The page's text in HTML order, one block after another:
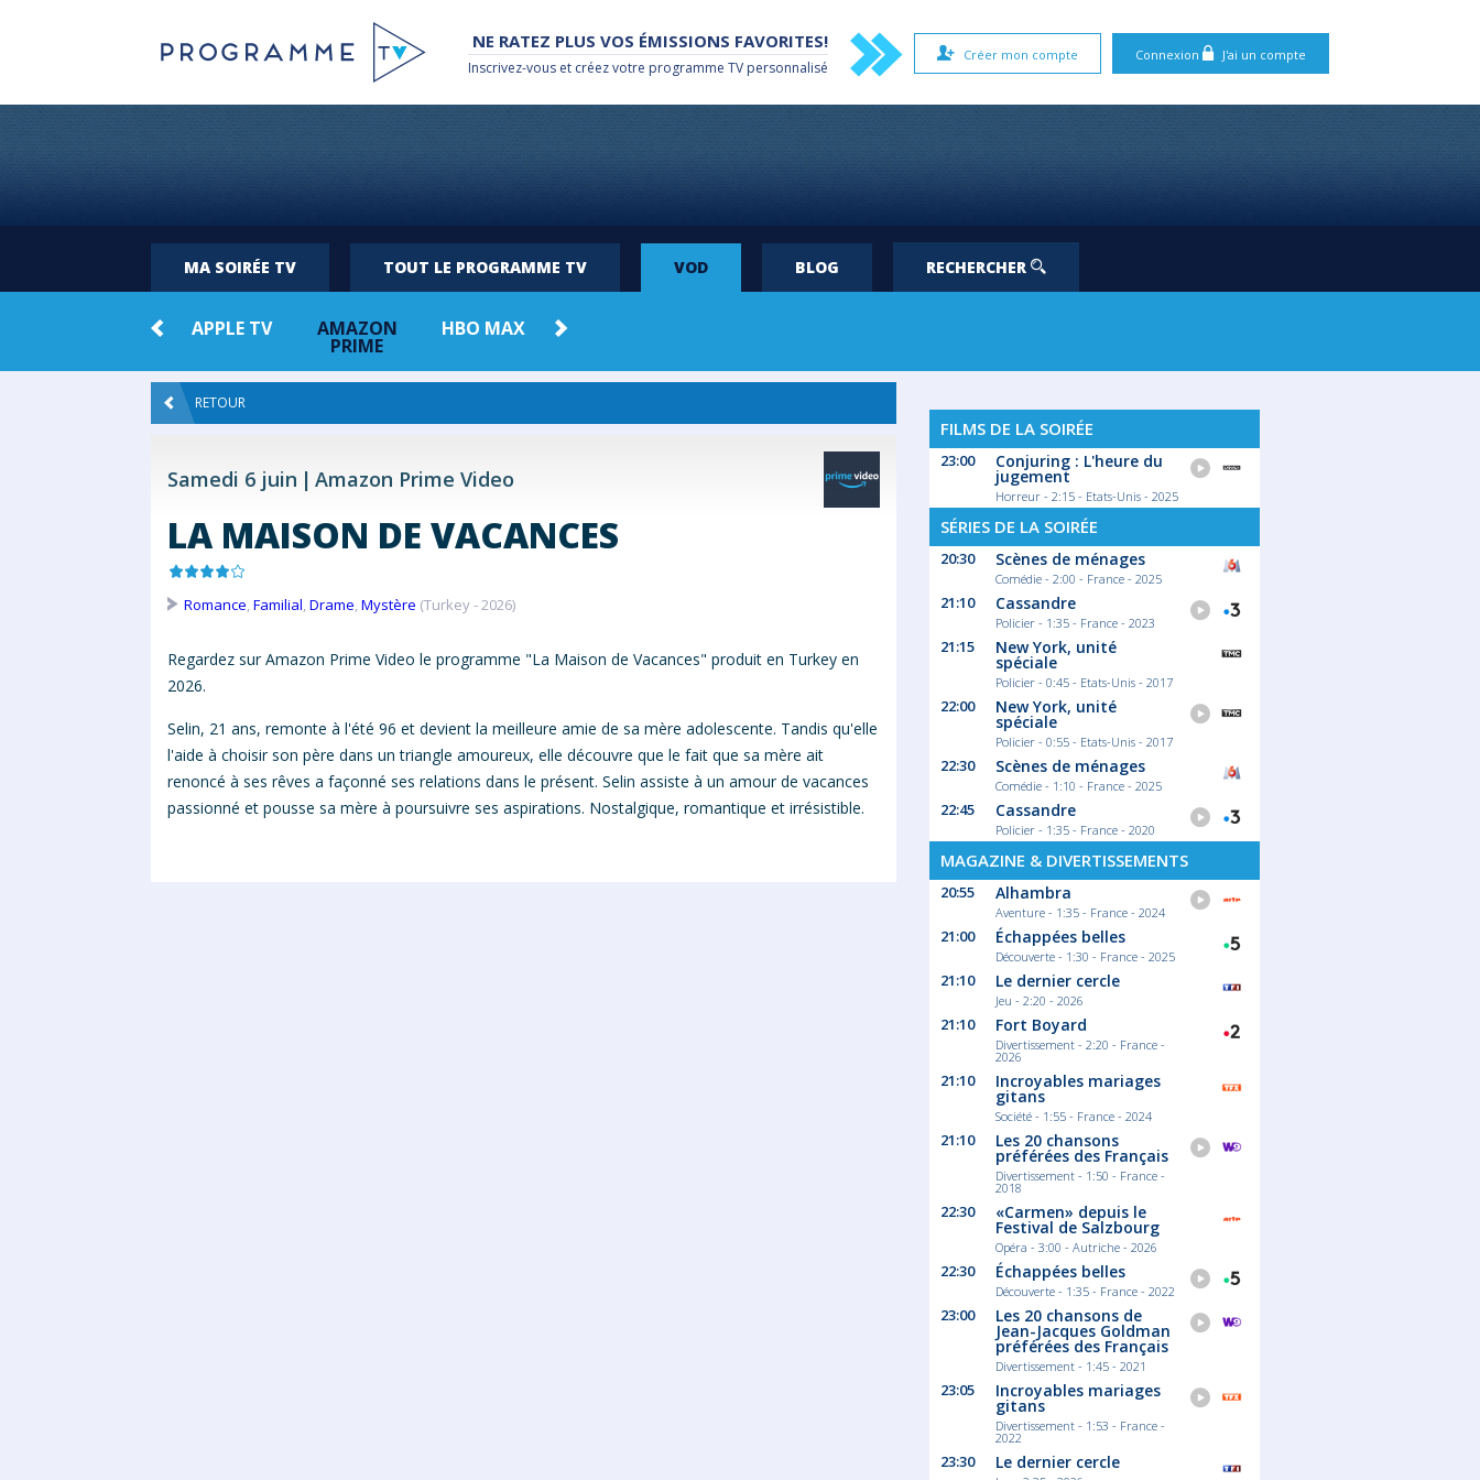
Connexion J'ai un compte
Créer mon compte
NE RATEZ PLUS VOS ÉMISSIONS FAVORITES!
Inscrivez-vous et créez votre programme TV personnalisé
MA SOIRÉE TV TOUT LE PROGRAMME TV VOD BLOG RECHERCHER
APPLE TV AMAZON
PRIME
HBO MAX
RETOUR
Samedi 6 juin Amazon Prime Video
LA MAISON DE VACANCES
Romance,Familial,Drame,Mystère (Turkey - 2026)
Regardez sur Amazon Prime Video le programme "La Maison de Vacances" produit en Turkey en
2026.
Selin, 21 ans, remonte à l'été 96 et devient la meilleure amie de sa mère adolescente. Tandis qu'elle
l'aide à choisir son père dans un triangle amoureux, elle découvre que le fait que sa mère ait
renoncé à ses rêves a façonné ses relations dans le présent. Selin assiste à un amour de vacances
passionné et pousse sa mère à poursuivre ses aspirations. Nostalgique, romantique et irrésistible.
FILMS DE LA SOIRÉE
23:00 Conjuring : L'heure du
jugement
Horreur - 2:15 - Etats-Unis - 2025
SÉRIES DE LA SOIRÉE
20:30 Scènes de ménages
Comédie - 2:00 - France - 2025
21:10 Cassandre
Policier - 1:35 - France - 2023
21:15 New York, unité
spéciale
Policier - 0:45 - Etats-Unis - 2017
22:00 New York, unité
spéciale
Policier - 0:55 - Etats-Unis - 2017
22:30 Scènes de ménages
Comédie - 1:10 - France - 2025
22:45 Cassandre
Policier - 1:35 - France - 2020
MAGAZINE & DIVERTISSEMENTS
20:55 Alhambra
Aventure - 1:35 - France - 2024
21:00 Échappées belles
Découverte - 1:30 - France - 2025
21:10 Le dernier cercle
Jeu - 2:20 - 2026
21:10 Fort Boyard
Divertissement - 2:20 - France -
2026
21:10 Incroyables mariages
gitans
Société - 1:55 - France - 2024
21:10 Les 20 chansons
préférées des Français
Divertissement - 1:50 - France -
2018
22:30 «Carmen» depuis le
Festival de Salzbourg
Opéra - 3:00 - Autriche - 2026
22:30 Échappées belles
Découverte - 1:35 - France - 2022
23:00 Les 20 chansons de
Jean-Jacques Goldman
préférées des Français
Divertissement - 1:45 - 2021
23:05 Incroyables mariages
gitans
Divertissement - 1:53 - France -
2022
23:30 Le dernier cercle